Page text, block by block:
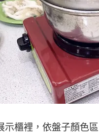
示櫃裡，依盤子顏色